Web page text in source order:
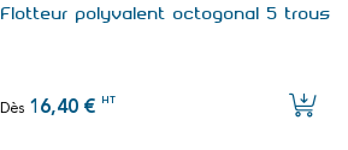
Flotteur polyvalent octogonal 5 trous
Dès 16,40 € HT